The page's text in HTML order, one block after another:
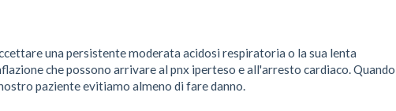
una persistente moderata acidosi respiratoria o la sua lenta
che possono arrivare al pnx iperteso e all'arresto cardiaco. Quando
paziente evitiamo almeno di fare danno.